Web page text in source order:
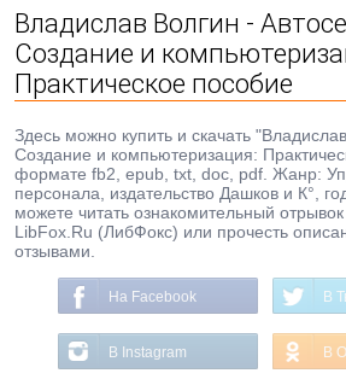
Владислав Волгин -
Создание и
Практическое пособие
Здесь можно купить и скачать
Создание и компьютеризация:
формате fb2, epub, txt, doc, pdf. Жанр:
персонала, издательство Дашков и К°,
можете читать ознакомительный отрывок
LibFox.Ru (ЛибФокс) или прочесть
отзывами.
На Facebook В
В Instagram В